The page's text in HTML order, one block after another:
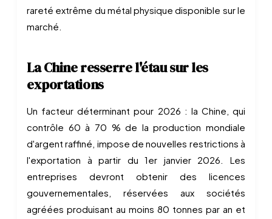
rareté extrême du métal physique disponible sur le
marché.
La Chine resserre l'étau sur les
exportations
Un facteur déterminant pour 2026 : la Chine, qui
contrôle 60 à 70 % de la production mondiale
d'argent raffiné, impose de nouvelles restrictions à
l'exportation à partir du 1er janvier 2026. Les
entreprises devront obtenir des licences
gouvernementales, réservées aux sociétés
agréées produisant au moins 80 tonnes par an et